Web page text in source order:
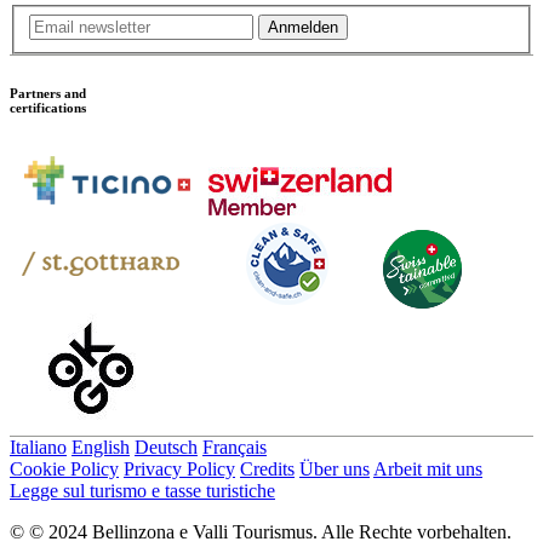
Anmelden
Partners and
certifications
Italiano English Deutsch Français
Cookie Policy Privacy Policy Credits Über uns Arbeit mit uns
Legge sul turismo e tasse turistiche
© © 2024 Bellinzona e Valli Tourismus. Alle Rechte vorbehalten.